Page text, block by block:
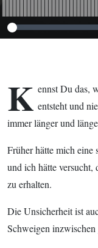
K ennst Du das,
entsteht und
immer länger und
Früher hätte mich eine
und ich hätte versucht,
zu erhalten.
Die Unsicherheit ist
Schweigen inzwischen